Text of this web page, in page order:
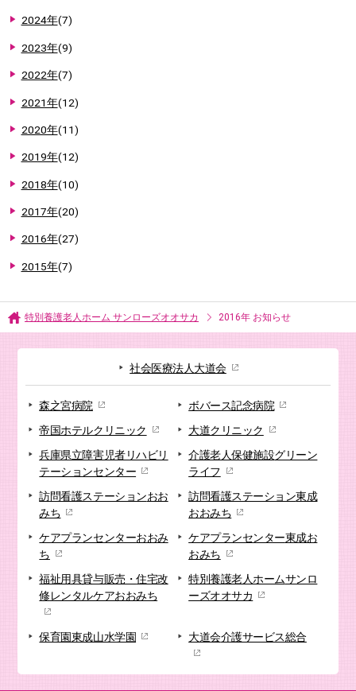
2024年(7)
2023年(9)
2022年(7)
2021年(12)
2020年(11)
2019年(12)
2018年(10)
2017年(20)
2016年(27)
2015年(7)
特別養護老人ホーム サンローズオオサカ 2016年 お知らせ
社会医療法人大道会
森之宮病院
ボバース記念病院
帝国ホテルクリニック
大道クリニック
兵庫県立障害児者リハビリ
テーションセンター
介護老人保健施設グリーン
ライフ
訪問看護ステーションおお
みち
訪問看護ステーション東成
おおみち
ケアプランセンターおおみ
ち
ケアプランセンター東成お
おみち
福祉用具貸与販売・住宅改
修レンタルケアおおみち
特別養護老人ホームサンロ
ーズオオサカ
保育園東成山水学園 大道会介護サービス総合